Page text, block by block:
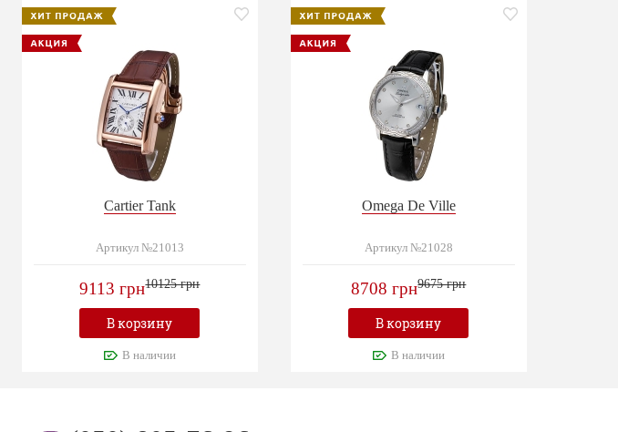
Cartier Tank
Артикул №21013
9113 грн10125 грн
В корзину
В наличии
Omega De Ville
Артикул №21028
8708 грн9675 грн
В корзину
В наличии